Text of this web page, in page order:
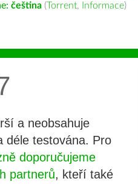
čeština (Torrent, Informace)
a neobsahuje
déle testována. Pro
doporučujeme
partnerů, kteří také